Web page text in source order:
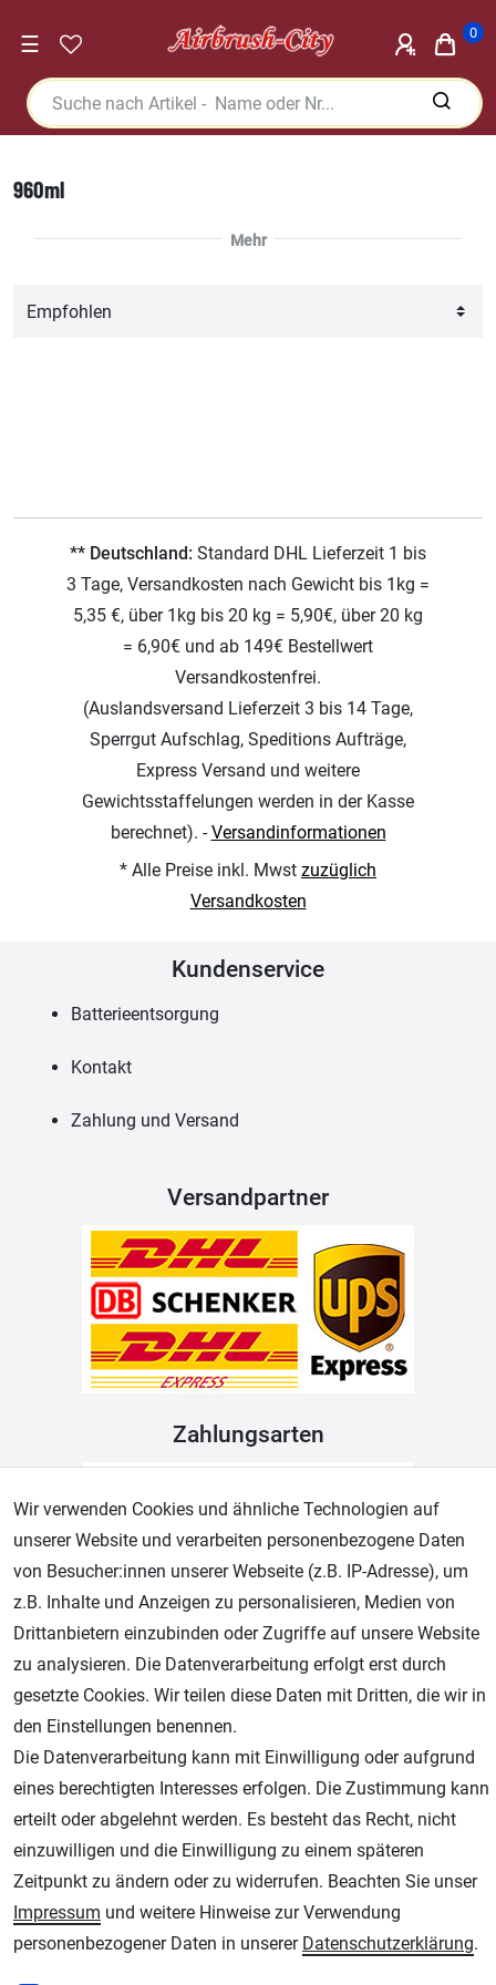
☰ 0
960ml
** Deutschland: Standard DHL Lieferzeit 1 bis
3 Tage, Versandkosten nach Gewicht bis 1kg =
5,35 €, über 1kg bis 20 kg = 5,90€, über 20 kg
= 6,90€ und ab 149€ Bestellwert
Versandkostenfrei.
(Auslandsversand Lieferzeit 3 bis 14 Tage,
Sperrgut Aufschlag, Speditions Aufträge,
Express Versand und weitere
Gewichtsstaffelungen werden in der Kasse
berechnet). -Versandinformationen
* Alle Preise inkl. Mwst zuzüglich
Versandkosten
Kundenservice
Batterieentsorgung
Kontakt
Zahlung und Versand
Versandpartner
Zahlungsarten
Geprüfter Shop
AGB Widerrufsrecht Datenschutz Impressum
Unsere weiteren Shops:
Wir verwenden Cookies und ähnliche Technologien auf
unserer Website und verarbeiten personenbezogene Daten
von Besucher:innen unserer Webseite (z.B. IP-Adresse), um
z.B. Inhalte und Anzeigen zu personalisieren, Medien von
Drittanbietern einzubinden oder Zugriffe auf unsere Website
zu analysieren. Die Datenverarbeitung erfolgt erst durch
gesetzte Cookies. Wir teilen diese Daten mit Dritten, die wir in
den Einstellungen benennen.
Die Datenverarbeitung kann mit Einwilligung oder aufgrund
eines berechtigten Interesses erfolgen. Die Zustimmung kann
erteilt oder abgelehnt werden. Es besteht das Recht, nicht
einzuwilligen und die Einwilligung zu einem späteren
Zeitpunkt zu ändern oder zu widerrufen. Beachten Sie unser
Impressum und weitere Hinweise zur Verwendung
personenbezogener Daten in unserer Daten­schutz­erklärung.